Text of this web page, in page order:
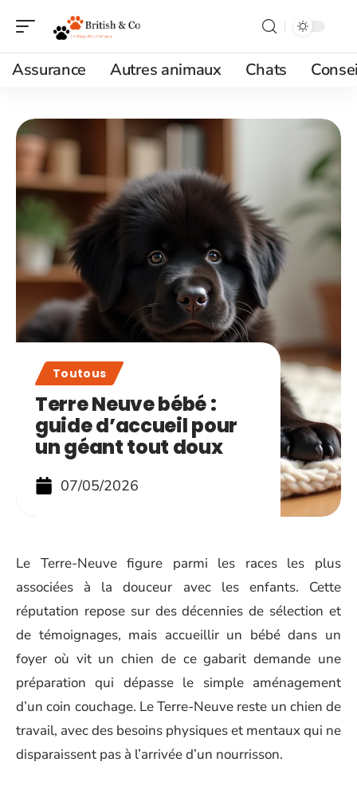
Assurance Autres animaux Chats
Toutous
Terre Neuve bébé :
guide d’accueil pour
un géant tout doux
07/05/2026
Le Terre-Neuve figure parmi les races les plus
associées à la douceur avec les enfants. Cette
réputation repose sur des décennies de sélection et
de témoignages, mais accueillir un bébé dans un
foyer où vit un chien de ce gabarit demande une
préparation qui dépasse le simple aménagement
d’un coin couchage. Le Terre-Neuve reste un chien de
travail, avec des besoins physiques et mentaux qui ne
disparaissent pas à l’arrivée d’un nourrisson.